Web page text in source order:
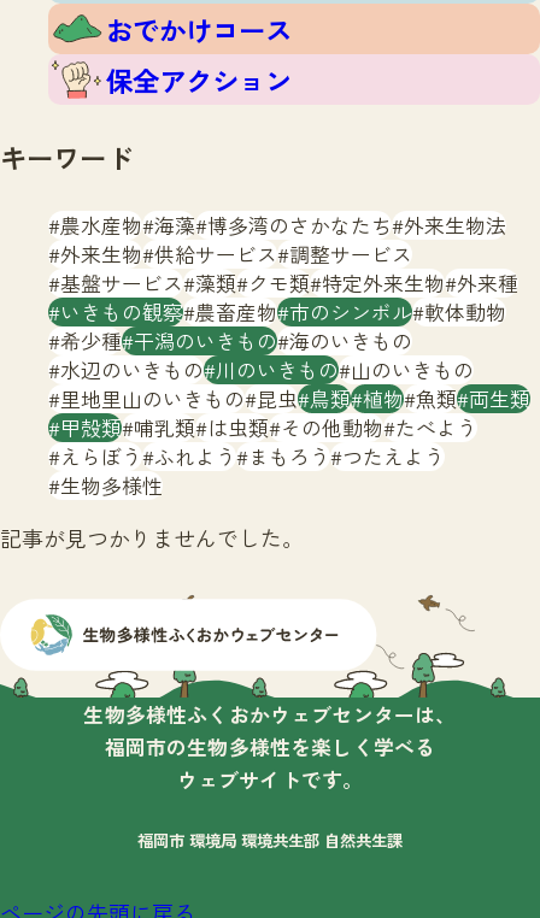
文字サイズ 小 中 大
調査結果
ふくおかいきものマップ
マッチングTOP
掲載申し込みフォーム
お問合せ
生物多様性ふくおかウェブセンターとは
サイトマップ
おでかけコース
保全アクション
キーワード
農水産物 海藻 博多湾のさかなたち 外来生物法
外来生物 供給サービス 調整サービス
基盤サービス 藻類 クモ類 特定外来生物 外来種
いきもの観察 農畜産物 市のシンボル 軟体動物
希少種 干潟のいきもの 海のいきもの
水辺のいきもの 川のいきもの 山のいきもの
里地里山のいきもの 昆虫 鳥類 植物 魚類 両生類
甲殻類 哺乳類 は虫類 その他動物 たべよう
えらぼう ふれよう まもろう つたえよう
生物多様性
記事が見つかりませんでした。
生物多様性ふくおかウェブセンターは、
福岡市の生物多様性を楽しく学べる
ウェブサイトです。
福岡市 環境局 環境共生部 自然共生課